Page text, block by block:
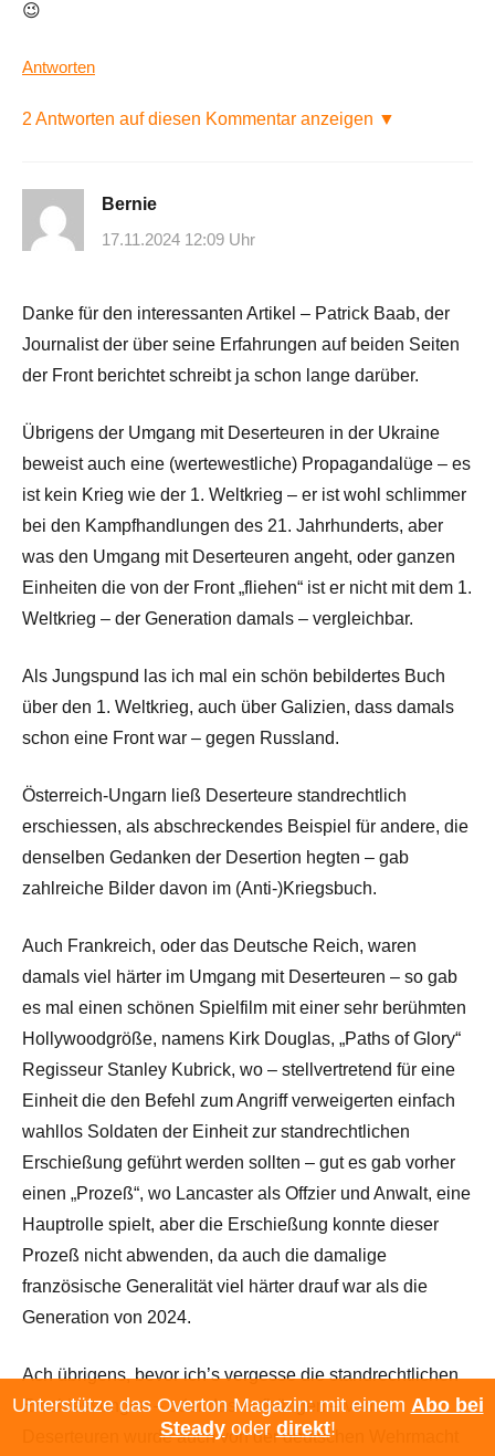
😉
Antworten
2 Antworten auf diesen Kommentar anzeigen ▼
Bernie
17.11.2024 12:09 Uhr
Danke für den interessanten Artikel – Patrick Baab, der
Journalist der über seine Erfahrungen auf beiden Seiten
der Front berichtet schreibt ja schon lange darüber.
Übrigens der Umgang mit Deserteuren in der Ukraine
beweist auch eine (wertewestliche) Propagandalüge – es
ist kein Krieg wie der 1. Weltkrieg – er ist wohl schlimmer
bei den Kampfhandlungen des 21. Jahrhunderts, aber
was den Umgang mit Deserteuren angeht, oder ganzen
Einheiten die von der Front „fliehen“ ist er nicht mit dem 1.
Weltkrieg – der Generation damals – vergleichbar.
Als Jungspund las ich mal ein schön bebildertes Buch
über den 1. Weltkrieg, auch über Galizien, dass damals
schon eine Front war – gegen Russland.
Österreich-Ungarn ließ Deserteure standrechtlich
erschiessen, als abschreckendes Beispiel für andere, die
denselben Gedanken der Desertion hegten – gab
zahlreiche Bilder davon im (Anti-)Kriegsbuch.
Auch Frankreich, oder das Deutsche Reich, waren
damals viel härter im Umgang mit Deserteuren – so gab
es mal einen schönen Spielfilm mit einer sehr berühmten
Hollywoodgröße, namens Kirk Douglas, „Paths of Glory“
Regisseur Stanley Kubrick, wo – stellvertretend für eine
Einheit die den Befehl zum Angriff verweigerten einfach
wahllos Soldaten der Einheit zur standrechtlichen
Erschießung geführt werden sollten – gut es gab vorher
einen „Prozeß“, wo Lancaster als Offzier und Anwalt, eine
Hauptrolle spielt, aber die Erschießung konnte dieser
Prozeß nicht abwenden, da auch die damalige
französische Generalität viel härter drauf war als die
Generation von 2024.
Ach übrigens, bevor ich’s vergesse die standrechtlichen
Erschiessungen – oder das Aufhängen – von
Deserteuren wurde auch von der deutschen Wehrmacht
Unterstütze das Overton Magazin: mit einem Abo bei
Steadyoder direkt!